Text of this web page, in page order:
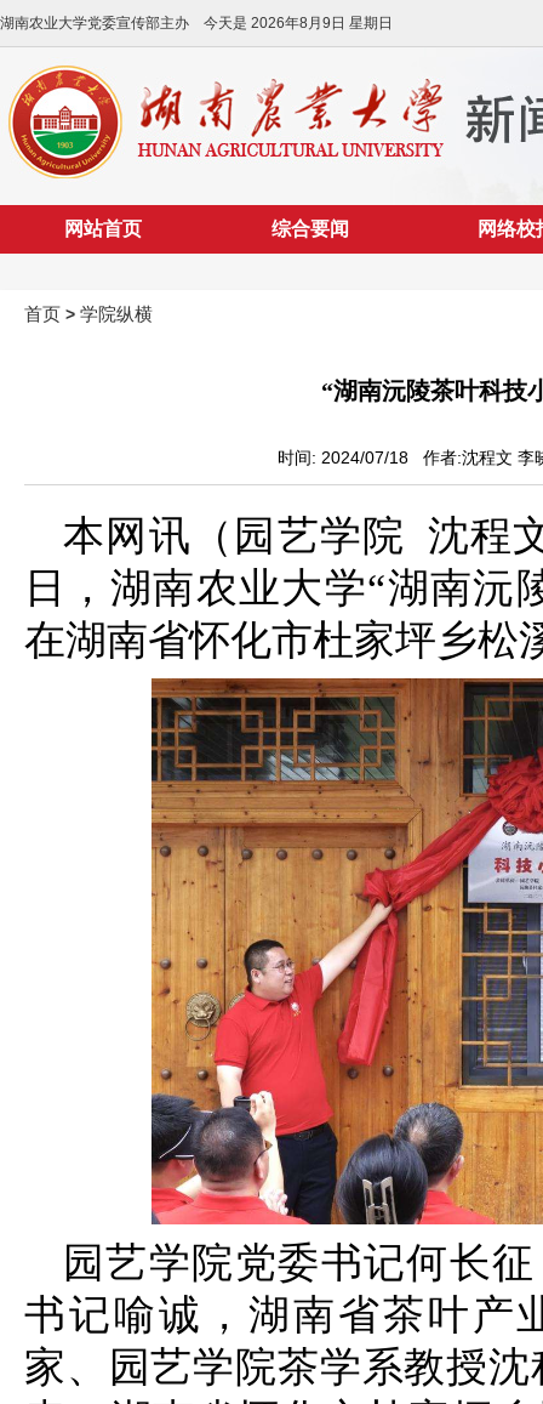
湖南农业大学党委宣传部主办 今天是 2026年8月9日 星期日
网站首页 综合要闻 网络校
首页 > 学院纵横
“湖南沅陵茶叶科技
时间: 2024/07/18 作者:沈程文
本网讯（园艺学院 沈程
日，湖南农业大学“湖南沅
在湖南省怀化市杜家坪乡松
园艺学院党委书记何长
书记喻诚，湖南省茶叶产
家、园艺学院茶学系教授